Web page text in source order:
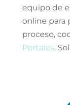
equipo de
online para
proceso,
Portales.